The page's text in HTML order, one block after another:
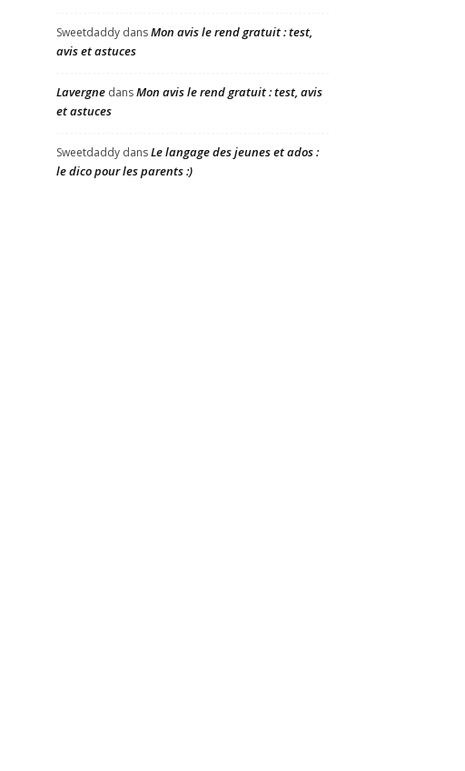
Sweetdaddy dansMon avis le rend gratuit : test,
avis et astuces
Lavergne dansMon avis le rend gratuit : test, avis
et astuces
Sweetdaddy dansLe langage des jeunes et ados :
le dico pour les parents :)